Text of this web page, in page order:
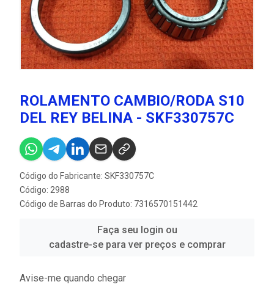
ROLAMENTO CAMBIO/RODA S10
DEL REY BELINA - SKF330757C
Código do Fabricante: SKF330757C
Código: 2988
Código de Barras do Produto: 7316570151442
Faça seu login ou
cadastre-se para ver preços e comprar
Avise-me quando chegar